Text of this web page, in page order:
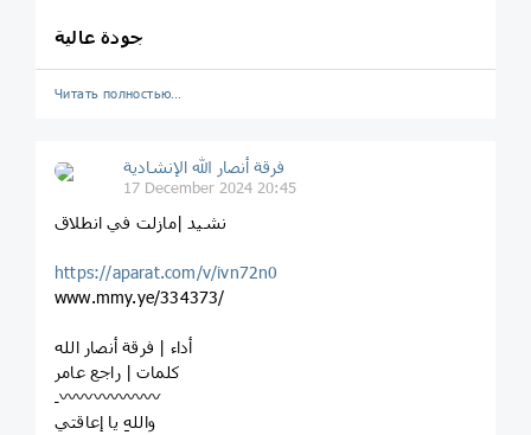
جودة عالية
Читать полностью…
فرقة أنصار الله الإنشادية
17 December 2024 20:45
نشيد |مازلت في انطلاق
https://aparat.com/v/ivn72n0
www.mmy.ye/334373/
أداء | فرقة أنصار الله
كلمات | راجع عامر
ـ〰️〰️〰️〰️〰️〰️
واللهِ يا إعاقتي